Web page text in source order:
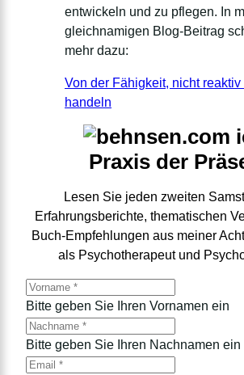
entwickeln und zu pflegen. In
gleichnamigen Blog-Beitrag
mehr dazu:
Von der Fähigkeit, nicht reaktiv
handeln
Praxis der
Lesen Sie jeden zweiten
Erfahrungsberichte, thematischen
Buch-Empfehlungen aus meiner
als Psychotherapeut und
Bitte geben Sie Ihren Vornamen ein
Bitte geben Sie Ihren Nachnamen ein